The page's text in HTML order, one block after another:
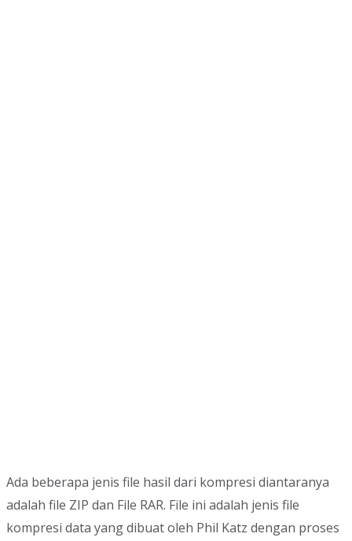
Ada beberapa jenis file hasil dari kompresi diantaranya
adalah file ZIP dan File RAR. File ini adalah jenis file
kompresi data yang dibuat oleh Phil Katz dengan proses